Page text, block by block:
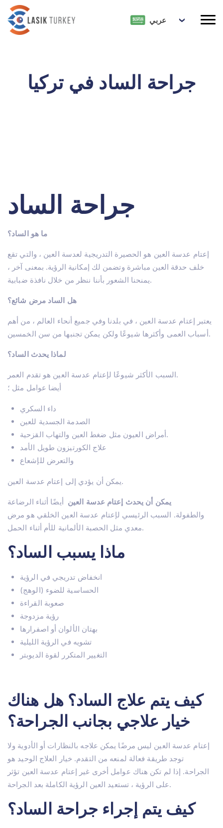
مسكن
حول
العلاجات
Lasik تركيا – اسطنبول
زرع القرنية
عربي
جراحة الساد في تركيا
جراحة الساد
ما هو الساد؟
إعتام عدسة العين هو الحصيرة التدريجية لعدسة العين ، والتي تقع
خلف حدقة العين مباشرة وتضمن لك إمكانية الرؤية. بمعنى آخر ،
يمنحنا الشعور بأننا ننظر من خلال نافذة ضبابية.
هل الساد مرض شائع؟
يعتبر إعتام عدسة العين ، في بلدنا وفي جميع أنحاء العالم ، من أهم
أسباب العمى وأكثرها شيوعًا ولكن يمكن تجنبها من سن الخمسين.
لماذا يحدث الساد؟
السبب الأكثر شيوعًا لإعتام عدسة العين هو تقدم العمر.
أيضا عوامل مثل ؛
داء السكري
الصدمة الجسدية للعين
أمراض العيون مثل ضغط العين والتهاب القزحية.
علاج الكورتيزون طويل الأمد
والتعرض للإشعاع
يمكن أن يؤدي إلى إعتام عدسة العين.
يمكن أن يحدث إعتام عدسة العين أيضًا أثناء الرضاعة
والطفولة. السبب الرئيسي لإعتام عدسة العين الخلقي هو مرض
معدي مثل الحصبة الألمانية للأم أثناء الحمل.
ماذا يسبب الساد؟
انخفاض تدريجي في الرؤية
الحساسية للضوء (الوهج)
صعوبة القراءة
رؤية مزدوجة
بهتان الألوان أو اصفرارها
تشويه في الرؤية الليلية
التغيير المتكرر لقوة الديوبتر
كيف يتم علاج الساد؟ هل هناك
خيار علاجي بجانب الجراحة؟
إعتام عدسة العين ليس مرضًا يمكن علاجه بالنظارات أو الأدوية ولا
توجد طريقة فعالة لمنعه من التقدم. خيار العلاج الوحيد هو
الجراحة. إذا لم تكن هناك عوامل أخرى غير إعتام عدسة العين تؤثر
على الرؤية ، تستعيد العين الرؤية الكاملة بعد الجراحة.
كيف يتم إجراء جراحة الساد؟